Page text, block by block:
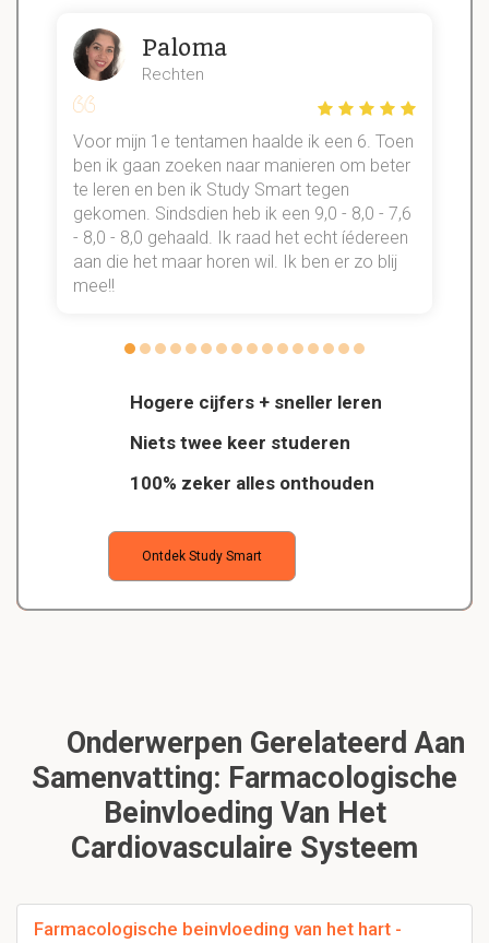
Hogere cijfers + sneller leren
Niets twee keer studeren
100% zeker alles onthouden
Ontdek Study Smart
Paloma
Rechten
Voor mijn 1e tentamen haalde ik een 6. Toen
ben ik gaan zoeken naar manieren om beter
te leren en ben ik Study Smart tegen
gekomen. Sindsdien heb ik een 9,0 - 8,0 - 7,6
- 8,0 - 8,0 gehaald. Ik raad het echt íédereen
aan die het maar horen wil. Ik ben er zo blij
mee!!
Onderwerpen Gerelateerd Aan
Samenvatting: Farmacologische
Beinvloeding Van Het
Cardiovasculaire Systeem
Farmacologische beinvloeding van het hart -